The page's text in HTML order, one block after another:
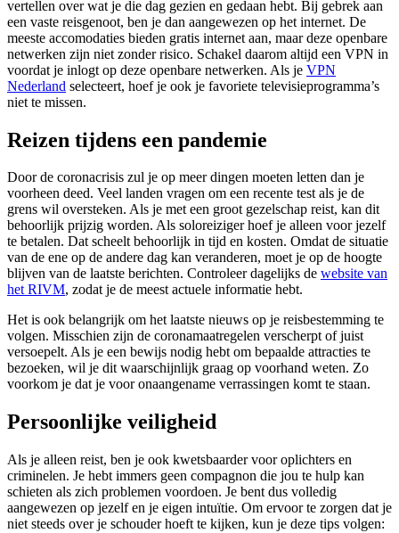
vertellen over wat je die dag gezien en gedaan hebt. Bij gebrek aan
een vaste reisgenoot, ben je dan aangewezen op het internet. De
meeste accomodaties bieden gratis internet aan, maar deze openbare
netwerken zijn niet zonder risico. Schakel daarom altijd een VPN in
voordat je inlogt op deze openbare netwerken. Als je VPN
Nederland selecteert, hoef je ook je favoriete televisieprogramma’s
niet te missen.
Reizen tijdens een pandemie
Door de coronacrisis zul je op meer dingen moeten letten dan je
voorheen deed. Veel landen vragen om een recente test als je de
grens wil oversteken. Als je met een groot gezelschap reist, kan dit
behoorlijk prijzig worden. Als soloreiziger hoef je alleen voor jezelf
te betalen. Dat scheelt behoorlijk in tijd en kosten. Omdat de situatie
van de ene op de andere dag kan veranderen, moet je op de hoogte
blijven van de laatste berichten. Controleer dagelijks de website van
het RIVM, zodat je de meest actuele informatie hebt.
Het is ook belangrijk om het laatste nieuws op je reisbestemming te
volgen. Misschien zijn de coronamaatregelen verscherpt of juist
versoepelt. Als je een bewijs nodig hebt om bepaalde attracties te
bezoeken, wil je dit waarschijnlijk graag op voorhand weten. Zo
voorkom je dat je voor onaangename verrassingen komt te staan.
Persoonlijke veiligheid
Als je alleen reist, ben je ook kwetsbaarder voor oplichters en
criminelen. Je hebt immers geen compagnon die jou te hulp kan
schieten als zich problemen voordoen. Je bent dus volledig
aangewezen op jezelf en je eigen intuïtie. Om ervoor te zorgen dat je
niet steeds over je schouder hoeft te kijken, kun je deze tips volgen: